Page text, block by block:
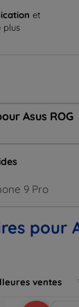
et
plus
Asus ROG
9 Pro
pour
ventes